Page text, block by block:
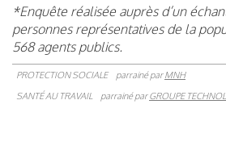
*Enquête réalisée auprès d’un
personnes représentatives de la
568 agents publics.
PROTECTION SOCIALE parrainé parMNH
SANTÉ AU TRAVAIL
parrainé parGROUPE